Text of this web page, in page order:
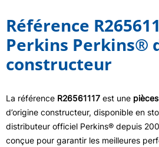
Référence
Perkins Perkins®
constructeur
La référence R26561117 est une
d’origine constructeur, disponible en
distributeur officiel Perkins® depuis
conçue pour garantir les meilleures